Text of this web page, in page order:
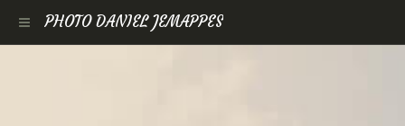
PHOTO DANIEL JEMAPPES